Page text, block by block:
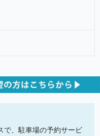
で、駐車場の予約サービ